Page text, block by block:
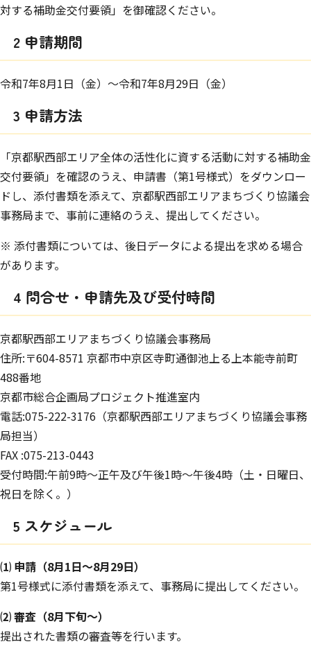
対する補助金交付要領」を御確認ください。
2 申請期間
令和7年8月1日（金）～令和7年8月29日（金）
3 申請方法
「京都駅西部エリア全体の活性化に資する活動に対する補助金
交付要領」を確認のうえ、申請書（第1号様式）をダウンロー
ドし、添付書類を添えて、京都駅西部エリアまちづくり協議会
事務局まで、事前に連絡のうえ、提出してください。
※ 添付書類については、後日データによる提出を求める場合
があります。
4 問合せ・申請先及び受付時間
京都駅西部エリアまちづくり協議会事務局
住所:〒604-8571 京都市中京区寺町通御池上る上本能寺前町
488番地
京都市総合企画局プロジェクト推進室内
電話:075-222-3176（京都駅西部エリアまちづくり協議会事務
局担当）
FAX :075-213-0443
受付時間:午前9時～正午及び午後1時～午後4時（土・日曜日、
祝日を除く。）
5 スケジュール
⑴ 申請（8月1日～8月29日）
第1号様式に添付書類を添えて、事務局に提出してください。
⑵ 審査（8月下旬～）
提出された書類の審査等を行います。